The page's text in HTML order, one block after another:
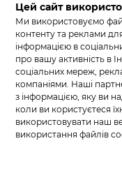
Новинки
Акційні товари
Акції/Знижки
Створення сайту та розробка
Цей сайт
Ми використовуємо
контенту та реклами
інформацією в
про вашу активність в
соціальних мереж,
компаніями. Наші
з інформацією, яку ви
коли ви користуєтеся
використовувати наш
використання файлів